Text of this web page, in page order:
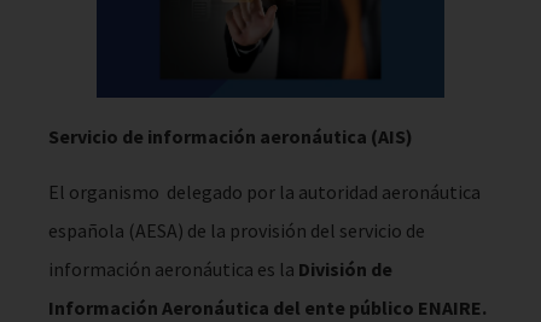
Servicio de información aeronáutica (AIS)
El organismo delegado por la autoridad aeronáutica
española (AESA) de la provisión del servicio de
información aeronáutica es la División de
Información Aeronáutica del ente público ENAIRE.